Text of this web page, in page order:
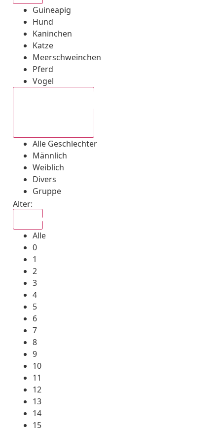
Guineapig
Hund
Kaninchen
Katze
Meerschweinchen
Pferd
Vogel
Alle Geschlechter
Männlich
Weiblich
Divers
Gruppe
Alter:
Alle
0
1
2
3
4
5
6
7
8
9
10
11
12
13
14
15